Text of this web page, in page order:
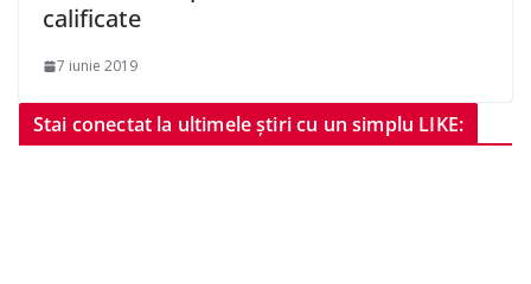
calificate
7 iunie 2019
Stai conectat la ultimele știri cu un simplu LIKE: